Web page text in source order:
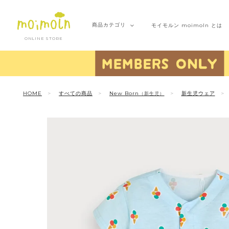
ONLINE STORE
商品カテゴリ モイモルン moimoln とは
HOME すべての商品 New Born （新生児） 新生児ウェア